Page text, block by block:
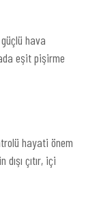
güçlü hava
eşit pişirme
hayati önem
çıtır, içi